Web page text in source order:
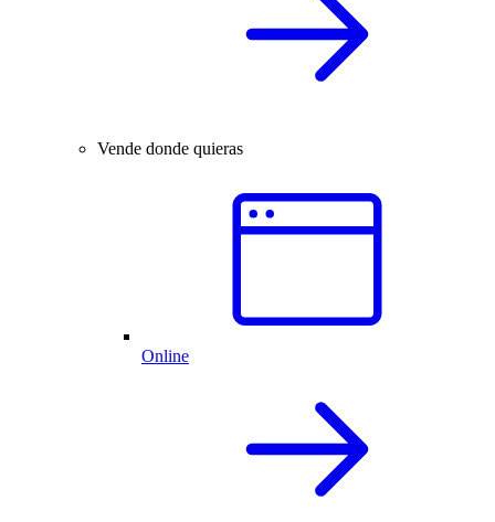
Vende donde quieras
Online